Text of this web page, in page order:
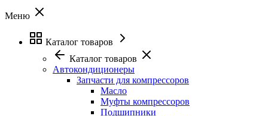
Меню
Каталог товаров
Каталог товаров
Автокондиционеры
Запчасти для компрессоров
Масло
Муфты компрессоров
Подшипники